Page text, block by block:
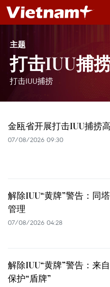
主题
打击IUU捕
打击IUU捕捞
金瓯省开展打击IUU捕捞
07/08/2026 09:30
解除IUU“黄牌”警告：同
管理
07/08/2026 04:28
解除IUU“黄牌”警告：来
保护“盾牌”